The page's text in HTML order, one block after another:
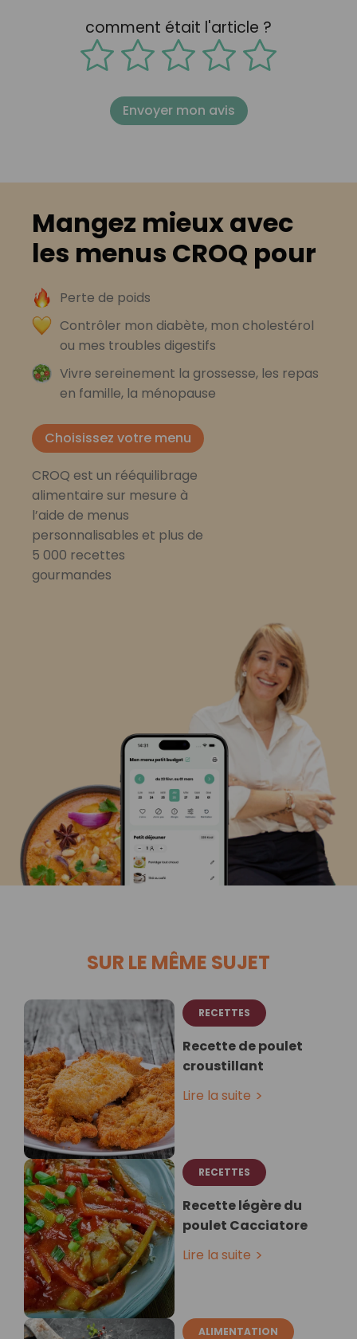
comment était l'article ?
Envoyer mon avis
Mangez mieux avec
les menus CROQ pour
Perte de poids
Contrôler mon diabète, mon cholestérol
ou mes troubles digestifs
Vivre sereinement la grossesse, les repas
en famille, la ménopause
Choisissez votre menu
CROQ est un rééquilibrage
alimentaire sur mesure à
l’aide de menus
personnalisables et plus de
5 000 recettes
gourmandes
SUR LE MÊME SUJET
RECETTES
Recette de poulet
croustillant
Lire la suite
RECETTES
Recette légère du
poulet Cacciatore
Lire la suite
ALIMENTATION